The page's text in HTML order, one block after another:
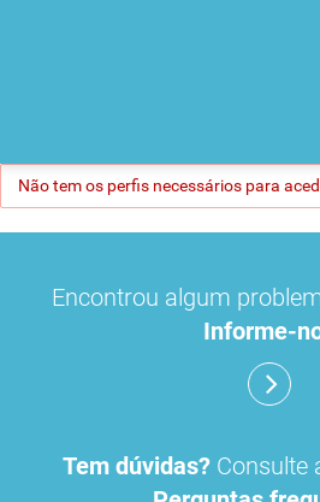
Não tem os perfis necessários para
Encontrou algum
Informe-
Tem dúvidas? Consulte